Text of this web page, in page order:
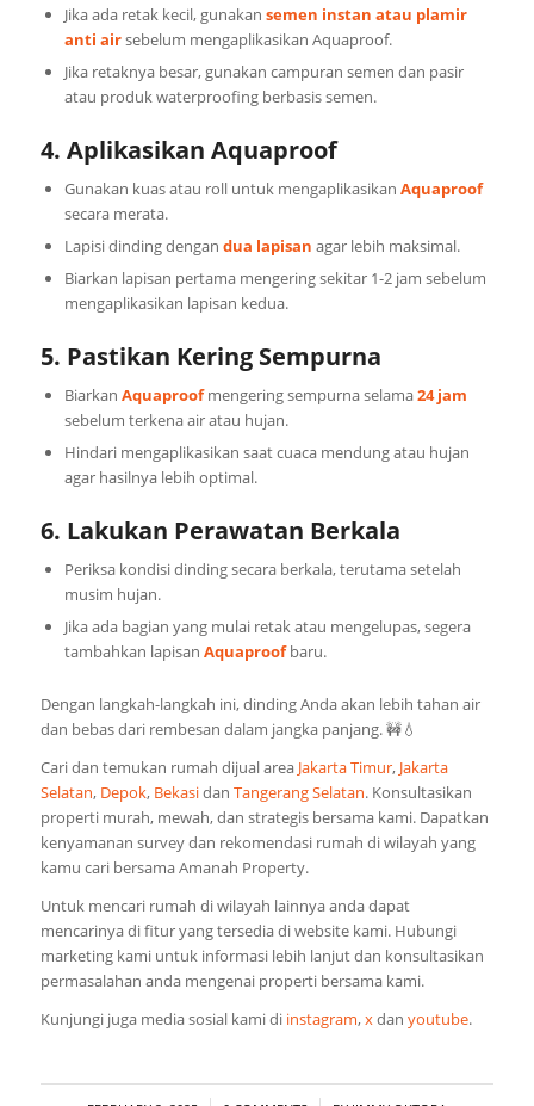
Jika ada retak kecil, gunakan semen instan atau plamir
anti airsebelum mengaplikasikan Aquaproof.
Jika retaknya besar, gunakan campuran semen dan pasir
atau produk waterproofing berbasis semen.
4. Aplikasikan Aquaproof
Gunakan kuas atau roll untuk mengaplikasikan Aquaproof
secara merata.
Lapisi dinding dengan dua lapisan agar lebih maksimal.
Biarkan lapisan pertama mengering sekitar 1-2 jam sebelum
mengaplikasikan lapisan kedua.
5. Pastikan Kering Sempurna
Biarkan Aquaproofmengering sempurna selama24 jam
sebelum terkena air atau hujan.
Hindari mengaplikasikan saat cuaca mendung atau hujan
agar hasilnya lebih optimal.
6. Lakukan Perawatan Berkala
Periksa kondisi dinding secara berkala, terutama setelah
musim hujan.
Jika ada bagian yang mulai retak atau mengelupas, segera
tambahkan lapisan Aquaproofbaru.
Dengan langkah-langkah ini, dinding Anda akan lebih tahan air
dan bebas dari rembesan dalam jangka panjang. 🚧💧
Cari dan temukan rumah dijual area Jakarta Timur, Jakarta
Selatan, Depok, Bekasidan Tangerang Selatan. Konsultasikan
properti murah, mewah, dan strategis bersama kami. Dapatkan
kenyamanan survey dan rekomendasi rumah di wilayah yang
kamu cari bersama Amanah Property.
Untuk mencari rumah di wilayah lainnya anda dapat
mencarinya di fitur yang tersedia di website kami. Hubungi
marketing kami untuk informasi lebih lanjut dan konsultasikan
permasalahan anda mengenai properti bersama kami.
Kunjungi juga media sosial kami di instagram,xdan youtube.